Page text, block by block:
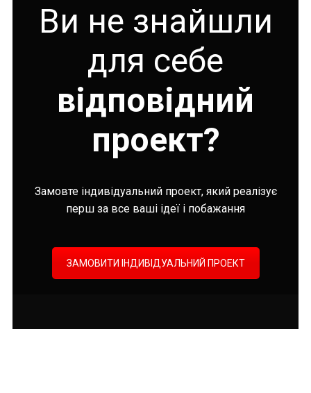
Ви не знайшли
для себе
відповідний
проект?
Замовте індивідуальний проект, який реалізує
перш за все ваші ідеї і побажання
ЗАМОВИТИ ІНДИВІДУАЛЬНИЙ ПРОЕКТ